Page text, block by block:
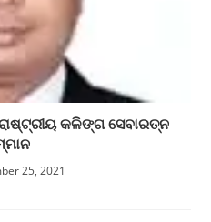
କଳିଙ୍ଗ ସେବାରତ୍ନ
25, 2021